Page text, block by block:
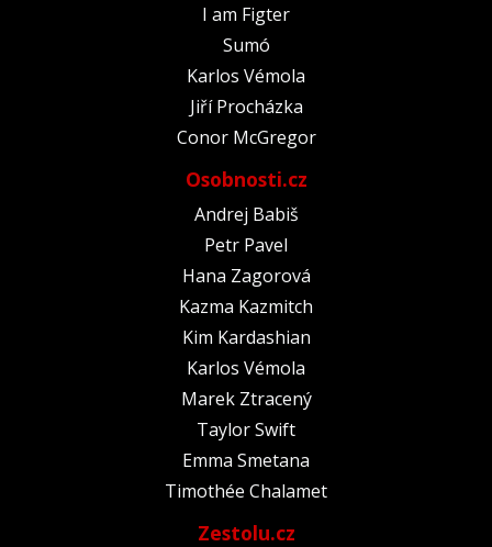
I am Figter
Sumó
Karlos Vémola
Jiří Procházka
Conor McGregor
Osobnosti.cz
Andrej Babiš
Petr Pavel
Hana Zagorová
Kazma Kazmitch
Kim Kardashian
Karlos Vémola
Marek Ztracený
Taylor Swift
Emma Smetana
Timothée Chalamet
Zestolu.cz